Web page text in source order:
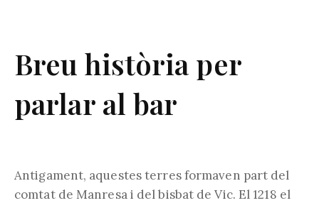
Breu història per
parlar al bar
Antigament, aquestes terres formaven part del
comtat de Manresa i del bisbat de Vic. El 1218 el